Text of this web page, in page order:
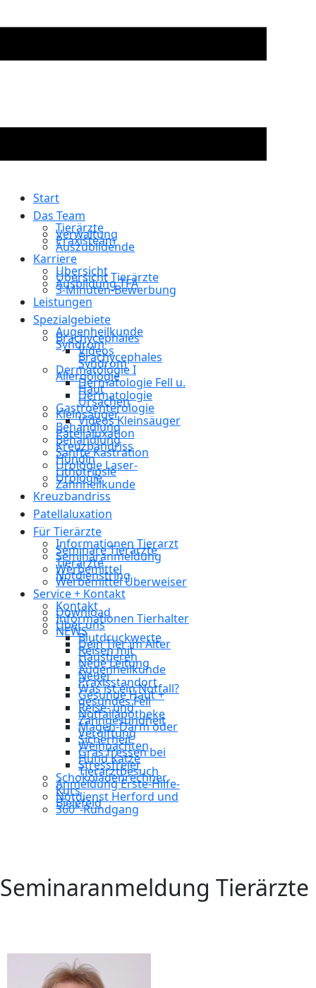
Start
Das Team
Tierärzte
Verwaltung
Praxisteam
Auszubildende
Karriere
Übersicht
Übersicht Tierärzte
Ausbildung TFA
3-Minuten-Bewerbung
Leistungen
Spezialgebiete
Augenheilkunde
Brachycephales
Syndrom
Videos
Brachycephales
Syndrom
Dermatologie I
Allergologie
Dermatologie Fell u.
Haut
Dermatologie
Ursachen
Gastroenterologie
Kleinsäuger
Videos Kleinsäuger
Behandlung
Patellaluxation
Behandlung
Kreuzbandriss
Sanfte Kastration
Hündin
Urologie Laser-
Lithotripsie
Urologie
Zahnheilkunde
Kreuzbandriss
Patellaluxation
Für Tierärzte
Informationen Tierarzt
Seminare Tierärzte
Seminaranmeldung
Tierärzte
Werbemittel
Notdienstring
Werbemittel Überweiser
Service + Kontakt
Kontakt
Download
Informationen Tierhalter
Über uns
NEWSBlutdruckwerte
Dein Tier im Alter
Reisen mit
Haustieren
Neue Leitung
Augenheilkunde
Neuer
Praxisstandort
Was ist ein Notfall?
Gesunde Haut +
gesundes Fell
Reise- und
Notfallapotheke
Zahngesundheit
Magen-Darm oder
Vergiftung
Sicherheit
Weihnachten
Gras fressen bei
Hund Katze
Stressfreier
Tierarztbesuch
Schokoladenrechner
Anmeldung Erste-Hilfe-
Kurs
Notdienst Herford und
Bielefeld
360°-Rundgang
Seminaranmeldung Tierärzte